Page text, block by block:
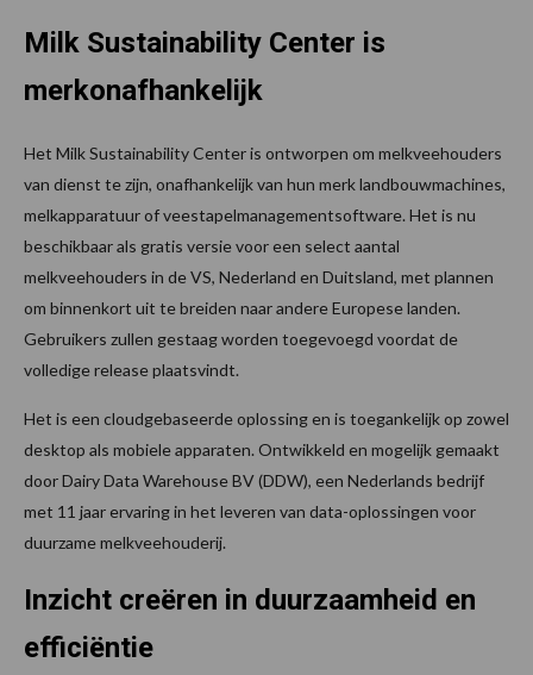
Milk Sustainability Center is
merkonafhankelijk
Het Milk Sustainability Center is ontworpen om melkveehouders
van dienst te zijn, onafhankelijk van hun merk landbouwmachines,
melkapparatuur of veestapelmanagementsoftware. Het is nu
beschikbaar als gratis versie voor een select aantal
melkveehouders in de VS, Nederland en Duitsland, met plannen
om binnenkort uit te breiden naar andere Europese landen.
Gebruikers zullen gestaag worden toegevoegd voordat de
volledige release plaatsvindt.
Het is een cloudgebaseerde oplossing en is toegankelijk op zowel
desktop als mobiele apparaten. Ontwikkeld en mogelijk gemaakt
door Dairy Data Warehouse BV (DDW), een Nederlands bedrijf
met 11 jaar ervaring in het leveren van data-oplossingen voor
duurzame melkveehouderij.
Inzicht creëren in duurzaamheid en
efficiëntie